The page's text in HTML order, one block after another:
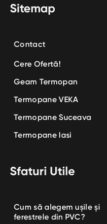
Sitemap
Contact
Cere Ofertă!
Geam Termopan
Termopane VEKA
Termopane Suceava
Termopane Iasi
Sfaturi Utile
Cum să alegem ușile și
ferestrele din PVC?